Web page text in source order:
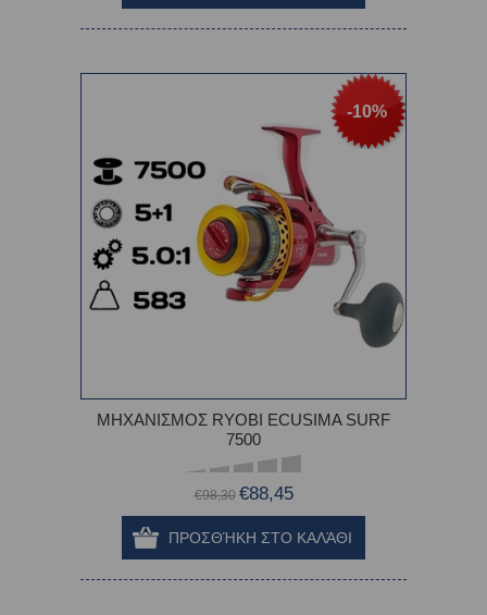
-10%
ΜΗΧΑΝΙΣΜΟΣ RYOBI ECUSIMA SURF
7500
€98,30 €88,45